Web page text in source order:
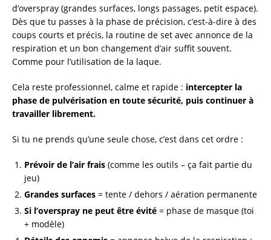
d’overspray (grandes surfaces, longs passages, petit espace).
Dès que tu passes à la phase de précision, c’est-à-dire à des
coups courts et précis, la routine de set avec annonce de la
respiration et un bon changement d’air suffit souvent.
Comme pour l’utilisation de la laque.
Cela reste professionnel, calme et rapide : intercepter la
phase de pulvérisation en toute sécurité, puis continuer à
travailler librement.
Si tu ne prends qu’une seule chose, c’est dans cet ordre :
Prévoir de l’air frais (comme les outils – ça fait partie du
jeu)
Grandes surfaces = tente / dehors / aération permanente
Si l’overspray ne peut être évité = phase de masque (toi
+ modèle)